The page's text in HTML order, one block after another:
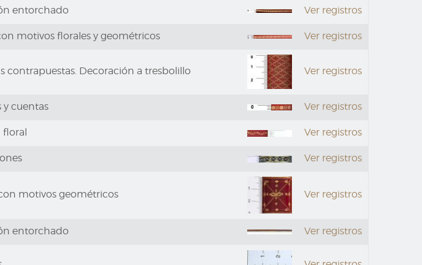
entorchado Ver registros
motivos florales y geométricos Ver registros
contrapuestas. Decoración a tresbolillo Ver registros
y cuentas Ver registros
Ver registros
Ver registros
motivos geométricos Ver registros
entorchado Ver registros